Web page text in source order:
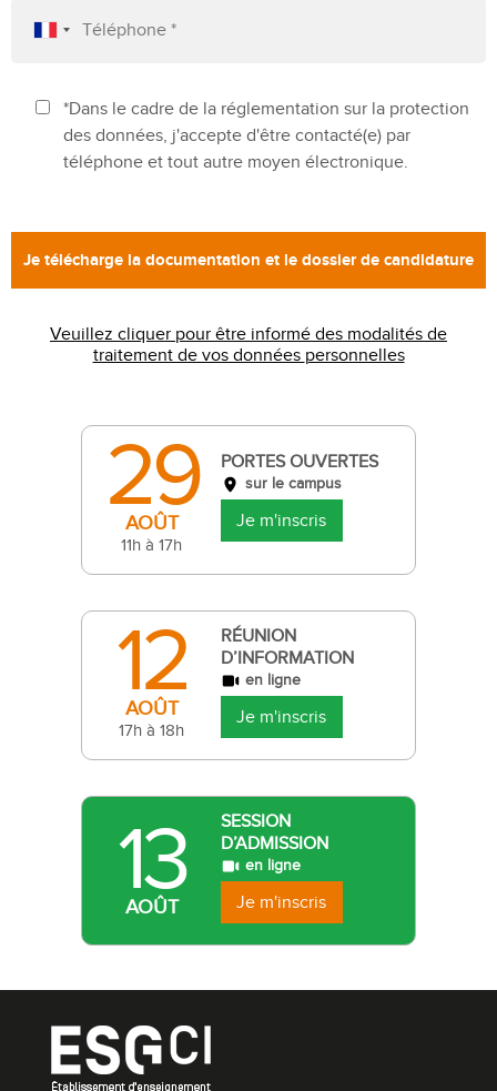
*Dans le cadre de la réglementation sur la protection
des données, j'accepte d'être contacté(e) par
téléphone et tout autre moyen électronique.
Veuillez cliquer pour être informé des modalités de
traitement de vos données personnelles
29
AOÛT
11h à 17h
PORTES OUVERTES
sur le campus
Je m'inscris
12
AOÛT
17h à 18h
RÉUNION
D’INFORMATION
en ligne
Je m'inscris
13
AOÛT
SESSION
D’ADMISSION
en ligne
Je m'inscris